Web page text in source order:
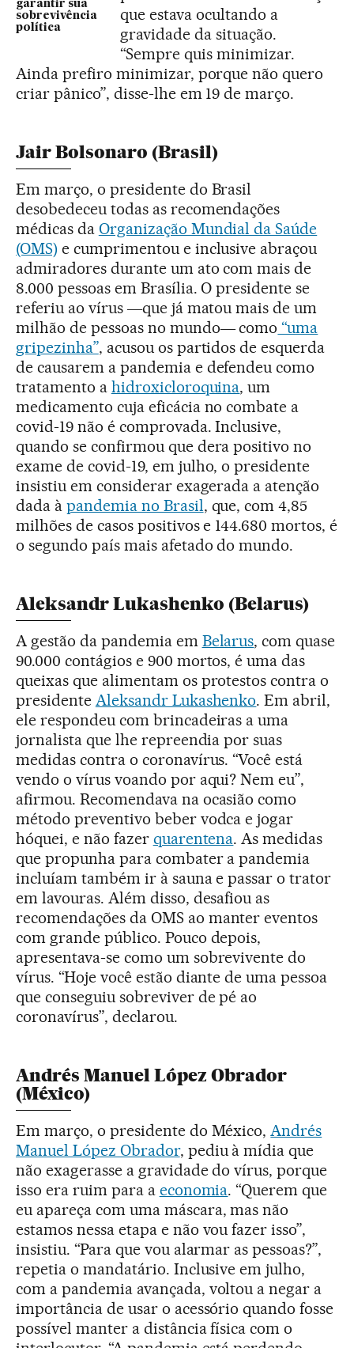
garantir sua
sobrevivência
política
que estava ocultando a
gravidade da situação.
“Sempre quis minimizar.
Ainda prefiro minimizar, porque não quero
criar pânico”, disse-lhe em 19 de março.
Jair Bolsonaro (Brasil)
Em março, o presidente do Brasil
desobedeceu todas as recomendações
médicas da Organização Mundial da Saúde
(OMS) e cumprimentou e inclusive abraçou
admiradores durante um ato com mais de
8.000 pessoas em Brasília. O presidente se
referiu ao vírus ―que já matou mais de um
milhão de pessoas no mundo― como “uma
gripezinha”, acusou os partidos de esquerda
de causarem a pandemia e defendeu como
tratamento a hidroxicloroquina, um
medicamento cuja eficácia no combate a
covid-19 não é comprovada. Inclusive,
quando se confirmou que dera positivo no
exame de covid-19, em julho, o presidente
insistiu em considerar exagerada a atenção
dada à pandemia no Brasil, que, com 4,85
milhões de casos positivos e 144.680 mortos, é
o segundo país mais afetado do mundo.
Aleksandr Lukashenko (Belarus)
A gestão da pandemia em Belarus, com quase
90.000 contágios e 900 mortos, é uma das
queixas que alimentam os protestos contra o
presidente Aleksandr Lukashenko. Em abril,
ele respondeu com brincadeiras a uma
jornalista que lhe repreendia por suas
medidas contra o coronavírus. “Você está
vendo o vírus voando por aqui? Nem eu”,
afirmou. Recomendava na ocasião como
método preventivo beber vodca e jogar
hóquei, e não fazer quarentena. As medidas
que propunha para combater a pandemia
incluíam também ir à sauna e passar o trator
em lavouras. Além disso, desafiou as
recomendações da OMS ao manter eventos
com grande público. Pouco depois,
apresentava-se como um sobrevivente do
vírus. “Hoje você estão diante de uma pessoa
que conseguiu sobreviver de pé ao
coronavírus”, declarou.
Andrés Manuel López Obrador
(México)
Em março, o presidente do México,Andrés
Manuel López Obrador, pediu à mídia que
não exagerasse a gravidade do vírus, porque
isso era ruim para a economia. “Querem que
eu apareça com uma máscara, mas não
estamos nessa etapa e não vou fazer isso”,
insistiu. “Para que vou alarmar as pessoas?”,
repetia o mandatário. Inclusive em julho,
com a pandemia avançada, voltou a negar a
importância de usar o acessório quando fosse
possível manter a distância física com o